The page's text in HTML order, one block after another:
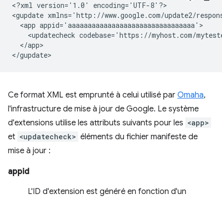
<?xml version='1.0'
encoding='UTF-8'?>
<gupdate xmlns='http://www.google.com/update2/
<app
<updatecheck codebase='https://myhost.com/
</app>
Ce format XML est emprunté à celui utilisé par Omaha,
l'infrastructure de mise à jour de Google. Le système
d'extensions utilise les attributs suivants pour les <app>
et <updatecheck> éléments du fichier manifeste de
mise à jour :
appid
L'ID d'extension est généré en fonction d'un